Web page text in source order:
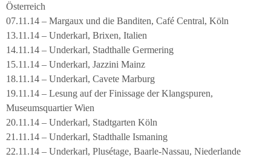
Österreich
07.11.14 – Margaux und die Banditen, Café Central, Köln
13.11.14 – Underkarl, Brixen, Italien
14.11.14 – Underkarl, Stadthalle Germering
15.11.14 – Underkarl, Jazzini Mainz
18.11.14 – Underkarl, Cavete Marburg
19.11.14 – Lesung auf der Finissage der Klangspuren,
Museumsquartier Wien
20.11.14 – Underkarl, Stadtgarten Köln
21.11.14 – Underkarl, Stadthalle Ismaning
22.11.14 – Underkarl, Plusétage, Baarle-Nassau, Niederlande